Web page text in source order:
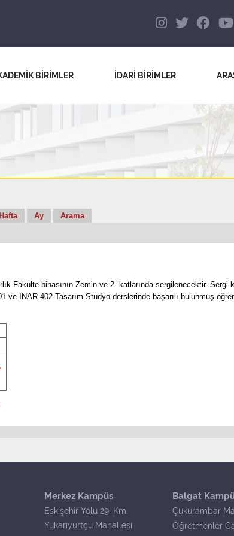
BİRİMLER İDARİ BİRİMLER
Hafta Ay Arama
Fakülte binasının Zemin ve 2. katlarında sergilenecektir. Sergi
ve INAR 402 Tasarım Stüdyo derslerinde başarılı bulunmuş
Merkez Kampüs
Eskişehir Yolu 29. Km.
Yukarıyurtçu Mahallesi
Balgat
Çukurambar
Öğretmenler